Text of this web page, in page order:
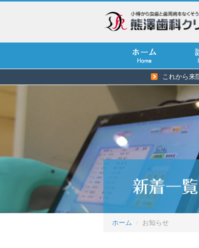
これから来
ホーム お知らせ